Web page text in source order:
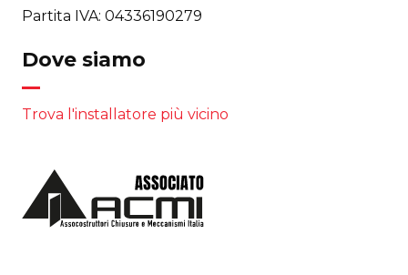
Partita IVA: 04336190279
Dove siamo
Trova l'installatore più vicino